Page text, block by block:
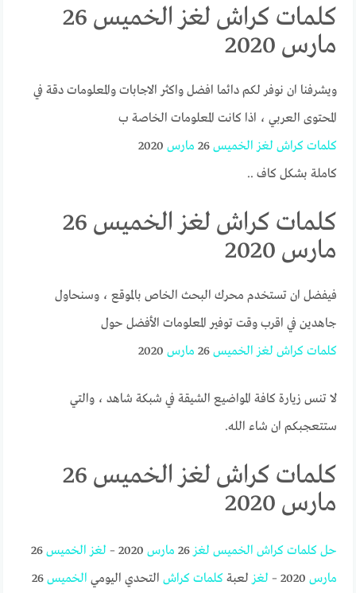
كلمات كراش لغز الخميس 26
مارس 2020
ويشرفنا ان نوفر لكم دائما افضل واكثر الاجابات والمعلومات دقة في
المحتوى العربي ، اذا كانت المعلومات الخاصة ب
كلمات كراش لغز الخميس 26 مارس
كاملة بشكل كاف ..
كلمات كراش لغز الخميس 26
مارس 2020
فيفضل ان تستخدم محرك البحث الخاص بالموقع ، وسنحاول
جاهدين في اقرب وقت توفير المعلومات الأفضل حول
كلمات كراش لغز الخميس 26 مارس
لا تنس زيارة كافة المواضيع الشيقة في شبكة شاهد ، والتي
ستتعجبكم ان شاء الله.
كلمات كراش لغز الخميس 26
مارس 2020
حلكلمات كراش الخميس لغز 26 مارس لغز الخميس 26
مارس
لغز لعبةكلمات كراش التحدي اليومي الخميس 26